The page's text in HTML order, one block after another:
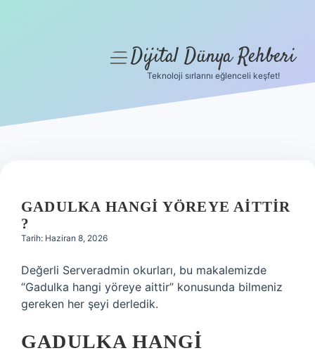
Hakkımızda
menüyüDijital Dünya Rehberi
Teknoloji sırlarını eğlenceli keşfet!
GADULKA HANGI YÖREYE AITTIR
?
Tarih: Haziran 8, 2026
Değerli Serveradmin okurları, bu makalemizde
“Gadulka hangi yöreye aittir” konusunda bilmeniz
gereken her şeyi derledik.
GADULKA HANGI